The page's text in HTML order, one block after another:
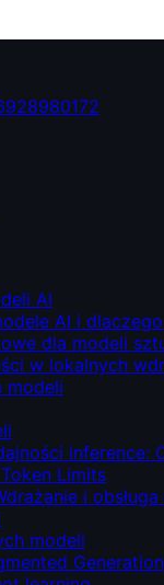
ii
AI
AI i
dla modeli
w lokalnych
modeli
inference:
Limits
i
modeli